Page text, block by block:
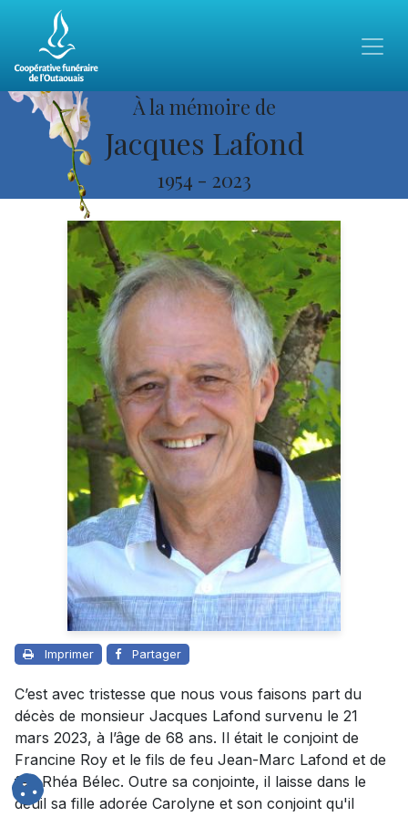
À la mémoire de
Jacques Lafond
1954 - 2023
Imprimer Partager
C’est avec tristesse que nous vous faisons part du
décès de monsieur Jacques Lafond survenu le 21
mars 2023, à l’âge de 68 ans. Il était le conjoint de
Francine Roy et le fils de feu Jean-Marc Lafond et de
feu Rhéa Bélec. Outre sa conjointe, il laisse dans le
deuil sa fille adorée Carolyne et son conjoint qu'il